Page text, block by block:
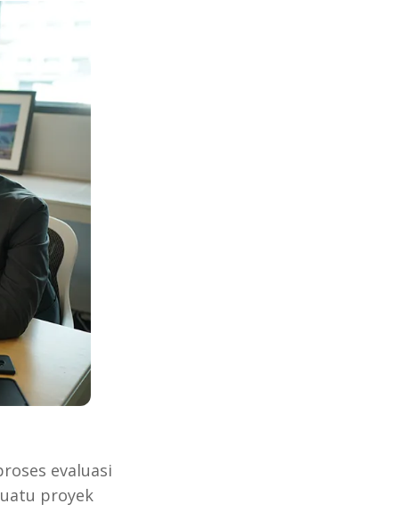
evaluasi
proyek